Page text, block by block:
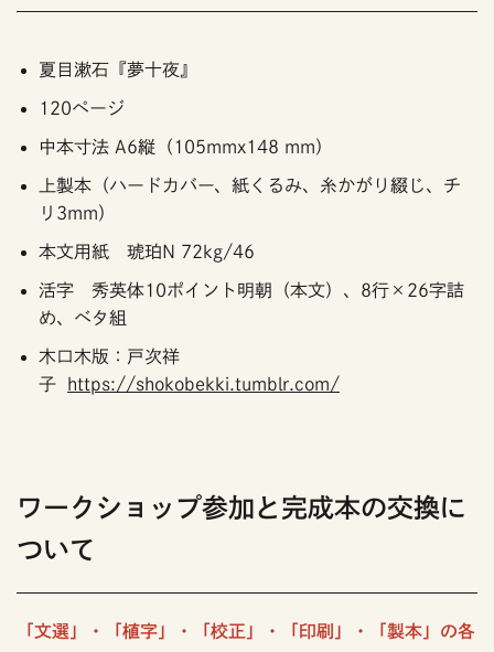
夏目漱石『夢十夜』
120ページ
中本寸法 A6縦（105mmx148 mm）
上製本（ハードカバー、紙くるみ、糸かがり綴じ、チ
リ3mm）
本文用紙 琥珀N 72kg/46
活字 秀英体10ポイント明朝（本文）、8行×26字詰
め、ベタ組
木口木版：戸次祥
子
https://shokobekki.tumblr.com/
ワークショップ参加と完成本の交換に
ついて
「文選」・「植字」・「校正」・「印刷」・「製本」の各